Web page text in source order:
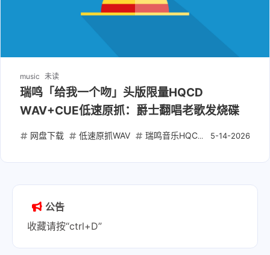
music 未读
瑞鸣「给我一个吻」头版限量HQCD
WAV+CUE低速原抓：爵士翻唱老歌发烧碟
5-14-2026
网盘下载 低速原抓WAV 瑞鸣音乐HQCD 给我一个吻
公告
收藏请按“ctrl+D”